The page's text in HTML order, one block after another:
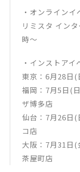
・オンラインイ
リミスタ イン
時〜
・インストアイ
東京：6月28日
福岡：7月5日(
ザ博多店
仙台：7月26日
コ店
大阪：7月31日
茶屋町店